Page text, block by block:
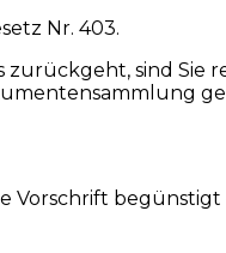
Nr. 403.
sind Sie
Vorschrift